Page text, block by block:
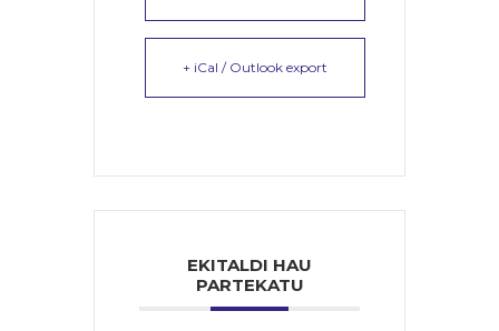
+ iCal / Outlook export
EKITALDI HAU
PARTEKATU